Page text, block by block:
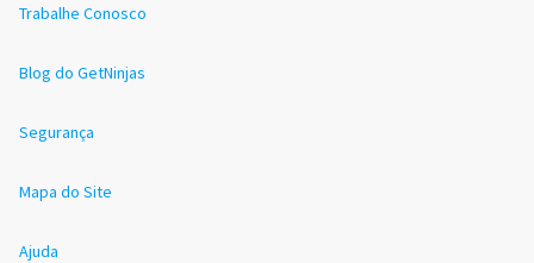
Trabalhe Conosco
Blog do GetNinjas
Segurança
Mapa do Site
Ajuda